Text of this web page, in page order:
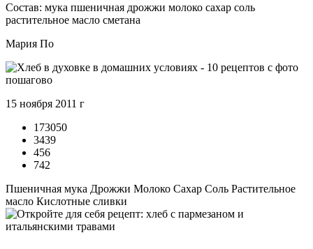
Состав: мука пшеничная дрожжи молоко сахар соль
растительное масло сметана
Мария По
15 ноября 2011 г
173050
3439
456
742
Пшеничная мука Дрожжи Молоко Сахар Соль Растительное
масло Кислотные сливки